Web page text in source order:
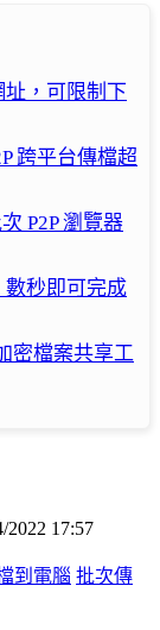
址，可限制下
跨平台傳檔超
P2P 瀏覽器
數秒即可完成
密檔案共享工
17:57
到電腦 批次傳